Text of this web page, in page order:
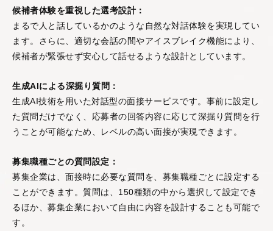
候補者体験を重視した選考設計：
まるで人と話しているかのような自然な対話体験を実現してい
ます。さらに、適切な会話の間やアイスブレイク機能により、
候補者が緊張せず安心して話せるような設計としています。
生成AIによる深掘り質問：
生成AI技術を用いた対話型の面接サービスです。事前に設定し
た質問だけでなく、応募者の回答内容に応じて深掘り質問を行
うことが可能なため、レベルの高い面接が実現できます。
募集職種ごとの質問設定：
募集企業は、面接時に必要な質問を、募集職種ごとに設定する
ことができます。質問は、150種類の中から選択して設定でき
るほか、募集企業において自由に内容を設計することも可能で
す。